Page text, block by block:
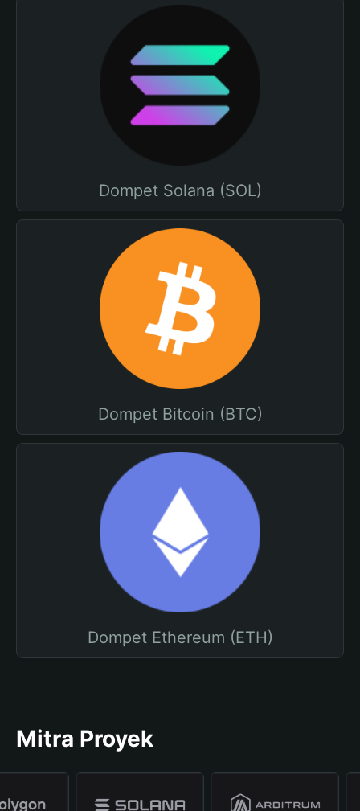
Dompet Solana (SOL)
Dompet Bitcoin (BTC)
Dompet Ethereum (ETH)
Mitra Proyek